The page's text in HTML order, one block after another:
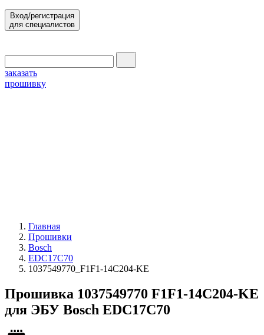
Вход/регистрация
для специалистов
заказать
прошивку
Главная
Прошивки
Bosch
EDC17C70
1037549770_F1F1-14C204-KE
Прошивка 1037549770 F1F1-14C204-KE
для ЭБУ Bosch EDC17C70